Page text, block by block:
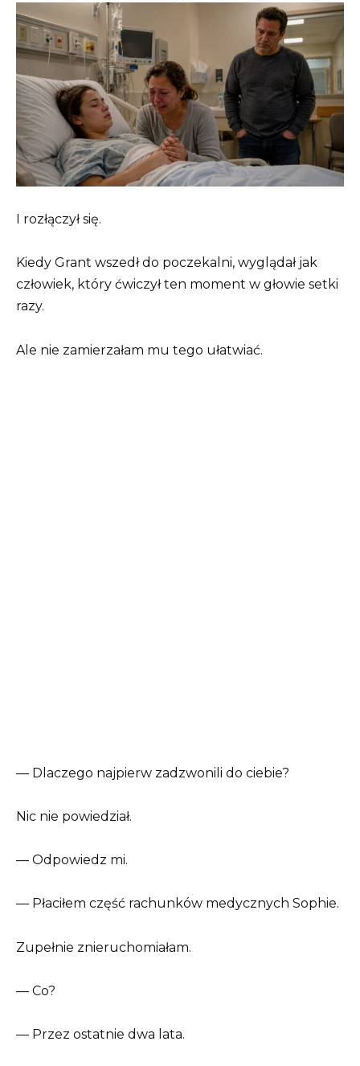
I rozłączył się.
Kiedy Grant wszedł do poczekalni, wyglądał jak
człowiek, który ćwiczył ten moment w głowie setki
razy.
Ale nie zamierzałam mu tego ułatwiać.
— Dlaczego najpierw zadzwonili do ciebie?
Nic nie powiedział.
— Odpowiedz mi.
— Płaciłem część rachunków medycznych Sophie.
Zupełnie znieruchomiałam.
— Co?
— Przez ostatnie dwa lata.